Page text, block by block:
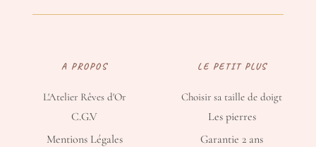
A PROPOS
L'Atelier Rêves d'Or
C.G.V
Mentions Légales
LE PETIT PLUS
Choisir sa taille de doigt
Les pierres
Garantie 2 ans